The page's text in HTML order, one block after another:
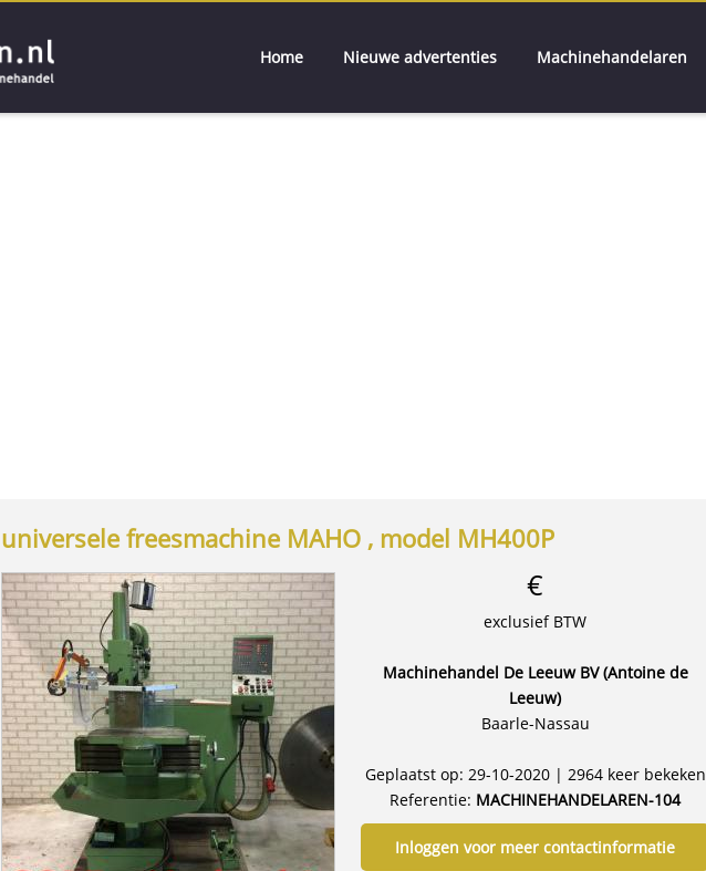
Home Nieuwe advertenties Machinehandelaren
universele freesmachine MAHO , model MH400P
€
exclusief BTW
Machinehandel De Leeuw BV (Antoine de
Leeuw)
Baarle-Nassau
Geplaatst op: 29-10-2020 | 2964 keer bekeken
Referentie: MACHINEHANDELAREN-104
Inloggen voor meer contactinformatie